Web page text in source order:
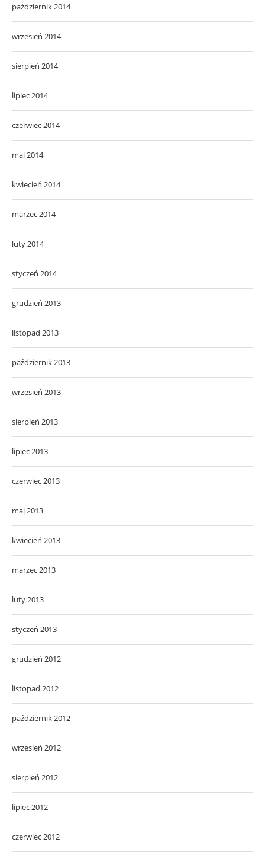
październik 2014
wrzesień 2014
sierpień 2014
lipiec 2014
czerwiec 2014
maj 2014
kwiecień 2014
marzec 2014
luty 2014
styczeń 2014
grudzień 2013
listopad 2013
październik 2013
wrzesień 2013
sierpień 2013
lipiec 2013
czerwiec 2013
maj 2013
kwiecień 2013
marzec 2013
luty 2013
styczeń 2013
grudzień 2012
listopad 2012
październik 2012
wrzesień 2012
sierpień 2012
lipiec 2012
czerwiec 2012